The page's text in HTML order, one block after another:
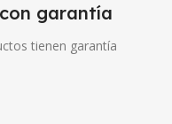
garantía
tienen garantía